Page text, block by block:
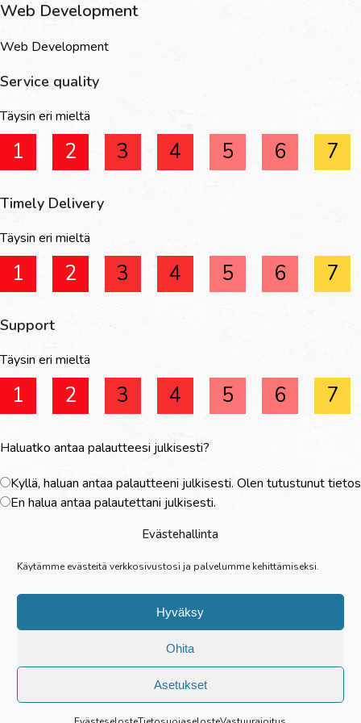
Evästehallinta
Käytämme evästeitä verkkosivustosi ja palvelumme kehittämiseksi.
Hyväksy
Ohita
Asetukset
Web Development
Web Development
Service quality
Täysin eri mieltä
1 2 3 4 5 6 7
Timely Delivery
Täysin eri mieltä
1 2 3 4 5 6 7
Support
Täysin eri mieltä
1 2 3 4 5 6 7
Haluatko antaa palautteesi julkisesti?
Kyllä, haluan antaa palautteeni julkisesti. Olen tutustunut
En halua antaa palautettani julkisesti.